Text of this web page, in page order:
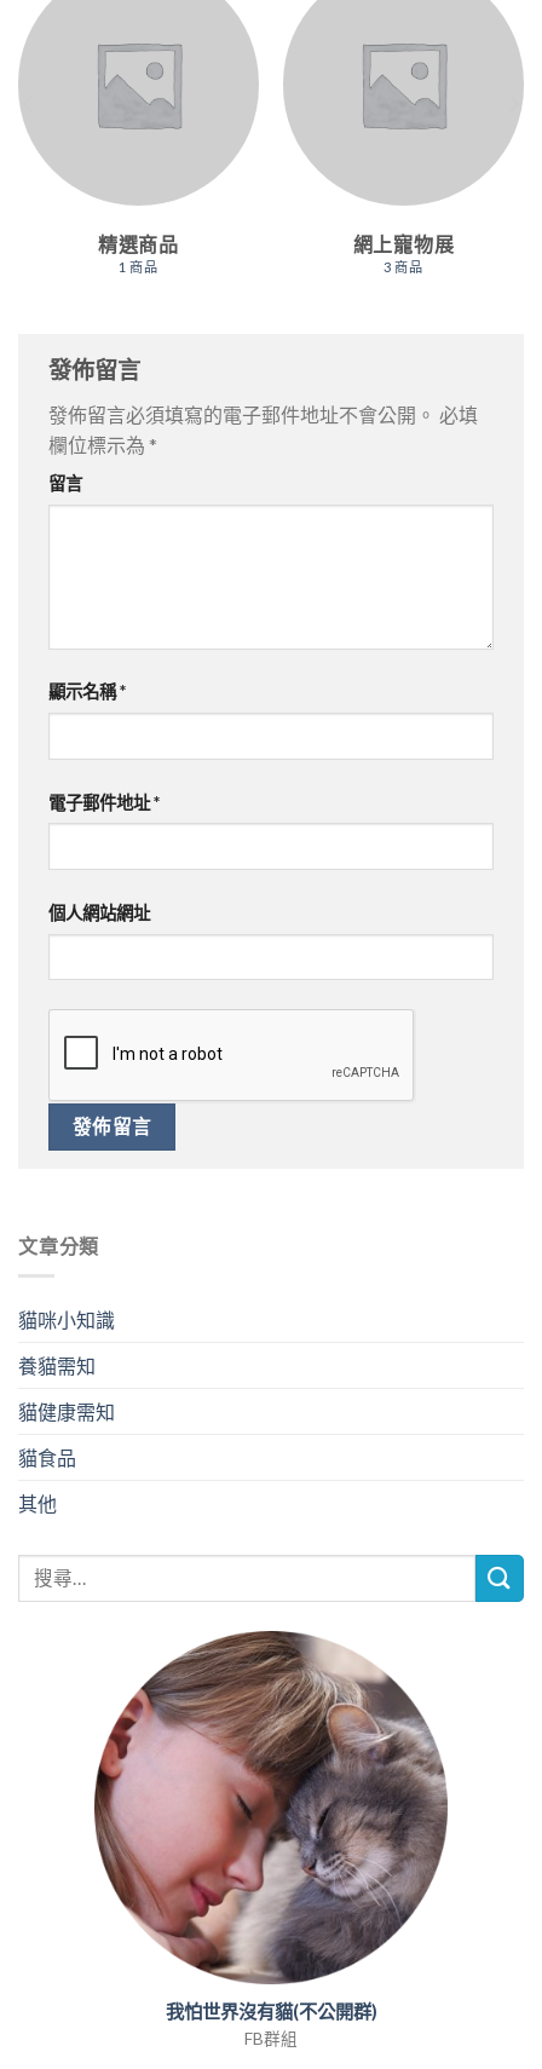
精選商品
1 商品
網上寵物展
3 商品
發佈留言
發佈留言必須填寫的電子郵件地址不會公開。 必填
欄位標示為 *
留言
顯示名稱*
電子郵件地址*
個人網站網址
文章分類
貓咪小知識
養貓需知
貓健康需知
貓食品
其他
我怕世界沒有貓(不公開群)
FB群組